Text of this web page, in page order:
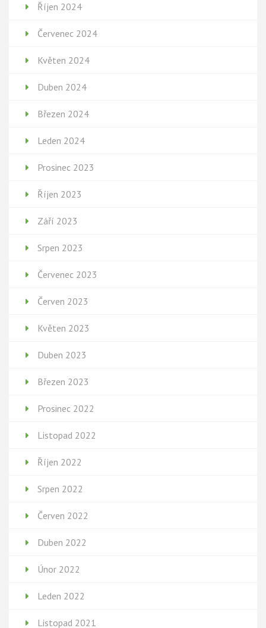
Říjen 2024
Červenec 2024
Květen 2024
Duben 2024
Březen 2024
Leden 2024
Prosinec 2023
Říjen 2023
Září 2023
Srpen 2023
Červenec 2023
Červen 2023
Květen 2023
Duben 2023
Březen 2023
Prosinec 2022
Listopad 2022
Říjen 2022
Srpen 2022
Červen 2022
Duben 2022
Únor 2022
Leden 2022
Listopad 2021